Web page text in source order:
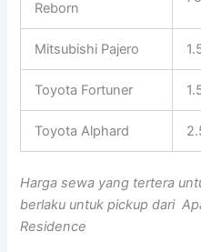
Reborn
Mitsubishi Pajero
Toyota Fortuner
Toyota Alphard
Harga sewa yang tertera
berlaku untuk pickup dari
Residence